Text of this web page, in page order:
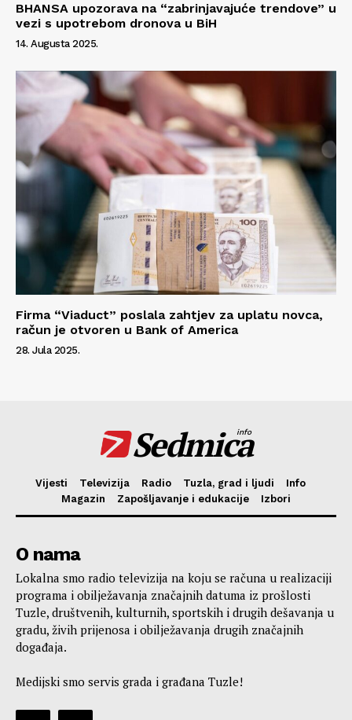
BHANSA upozorava na “zabrinjavajuće trendove” u
vezi s upotrebom dronova u BiH
14. Augusta 2025.
Firma “Viaduct” poslala zahtjev za uplatu novca,
račun je otvoren u Bank of America
28. Jula 2025.
Sedmica
info
Vijesti Televizija Radio Tuzla, grad i ljudi
Info
Magazin
Zapošljavanje i edukacije Izbori
O nama
Lokalna smo radio televizija na koju se računa u realizaciji
programa i obilježavanja značajnih datuma iz prošlosti
Tuzle, društvenih, kulturnih, sportskih i drugih dešavanja u
gradu, živih prijenosa i obilježavanja drugih značajnih
događaja.
Medijski smo servis grada i građana Tuzle!